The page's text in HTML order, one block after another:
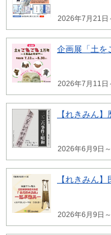
2026年7月21日
企画展「土を
2026年7月11日
【れきみん
2026年6月9日
【れきみん
2026年6月9日